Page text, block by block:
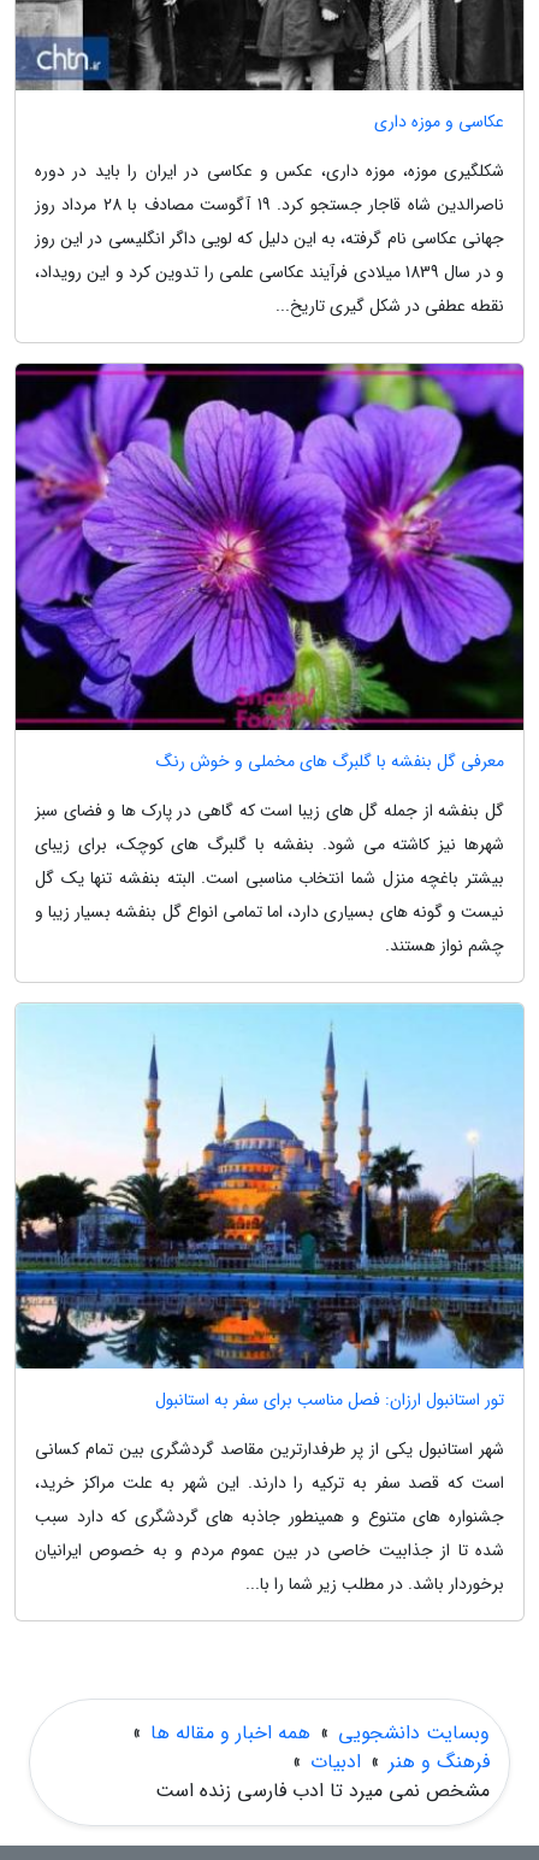
عکاسی و موزه داری
شکلگیری موزه، موزه داری، عکس و عکاسی در ایران را باید در دوره
ناصرالدین شاه قاجار جستجو کرد. 19 آگوست مصادف با 28 مرداد روز
جهانی عکاسی نام گرفته، به این دلیل که لویی داگر انگلیسی در این روز
و در سال 1839 میلادی فرآیند عکاسی علمی را تدوین کرد و این رویداد،
نقطه عطفی در شکل گیری تاریخ...
معرفی گل بنفشه با گلبرگ های مخملی و خوش رنگ
گل بنفشه از جمله گل های زیبا است که گاهی در پارک ها و فضای سبز
شهرها نیز کاشته می شود. بنفشه با گلبرگ های کوچک، برای زیبای
بیشتر باغچه منزل شما انتخاب مناسبی است. البته بنفشه تنها یک گل
نیست و گونه های بسیاری دارد، اما تمامی انواع گل بنفشه بسیار زیبا و
چشم نواز هستند.
تور استانبول ارزان: فصل مناسب برای سفر به استانبول
شهر استانبول یکی از پر طرفدارترین مقاصد گردشگری بین تمام کسانی
است که قصد سفر به ترکیه را دارند. این شهر به علت مراکز خرید،
جشنواره های متنوع و همینطور جاذبه های گردشگری که دارد سبب
شده تا از جذابیت خاصی در بین عموم مردم و به خصوص ایرانیان
برخوردار باشد. در مطلب زیر شما را با...
وبسایت دانشجویی » همه اخبار و مقاله ها »
فرهنگ و هنر » ادبیات »
مشخص نمی میرد تا ادب فارسی زنده است